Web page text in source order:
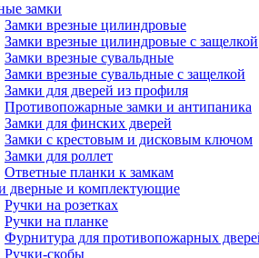
замки
Замки врезные цилиндровые
Замки врезные цилиндровые с защелкой
Замки врезные сувальдные
Замки врезные сувальдные с защелкой
Замки для дверей из профиля
Противопожарные замки и антипаника
Замки для финских дверей
Замки с крестовым и дисковым ключом
Замки для роллет
Ответные планки к замкам
дверные и комплектующие
Ручки на розетках
Ручки на планке
Фурнитура для противопожарных
Ручки-скобы